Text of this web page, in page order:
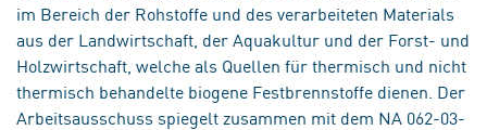
im Bereich der Rohstoffe und des verarbeiteten Materials
aus der Landwirtschaft, der Aquakultur und der Forst- und
Holzwirtschaft, welche als Quellen für thermisch und nicht
thermisch behandelte biogene Festbrennstoffe dienen. Der
Arbeitsausschuss spiegelt zusammen mit dem NA 062-03-